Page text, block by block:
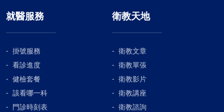
就醫服務
掛號服務
看診進度
健檢套餐
該看哪一科
門診時刻表
衛教天地
衛教文章
衛教單張
衛教影片
衛教講座
衛教諮詢